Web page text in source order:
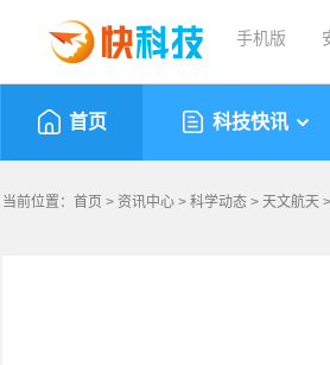
手机版
首页 科技快讯
当前位置： 首页 > 资讯中心 > 科学动态 > 天文航天